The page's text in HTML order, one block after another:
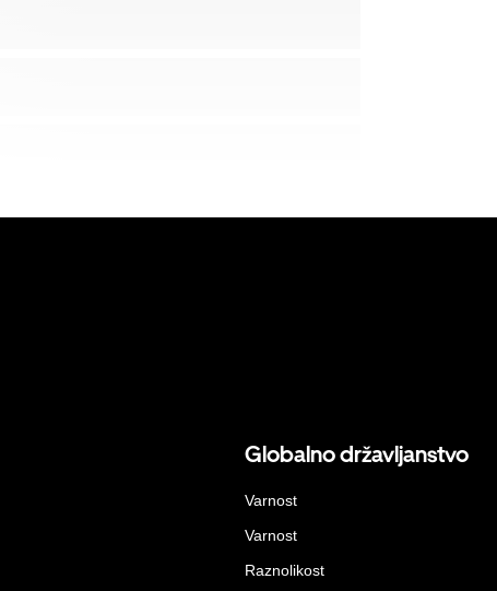
Globalno državljanstvo
Varnost
Varnost
Raznolikost